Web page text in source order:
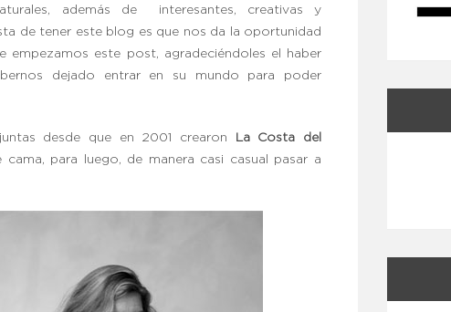
además de interesantes, creativas y
de tener este blog es que nos da la oportunidad
este post, agradeciéndoles el haber
dejado entrar en su mundo para poder
desde que en 2001 crearon
La Costa del
para luego, de manera casi casual pasar a